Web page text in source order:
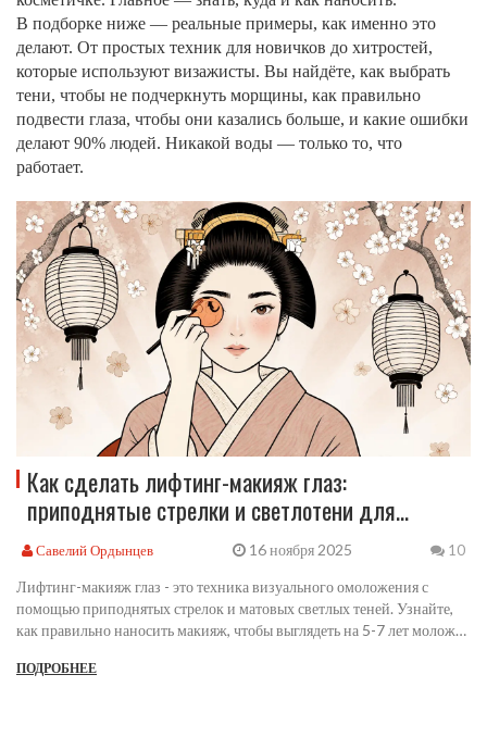
В подборке ниже — реальные примеры, как именно это
делают. От простых техник для новичков до хитростей,
которые используют визажисты. Вы найдёте, как выбрать
тени, чтобы не подчеркнуть морщины, как правильно
подвести глаза, чтобы они казались больше, и какие ошибки
делают 90% людей. Никакой воды — только то, что
работает.
Как сделать лифтинг-макияж глаз:
приподнятые стрелки и светлотени для
визуального омоложения
Савелий Ордынцев 16 ноября 2025 10
Лифтинг-макияж глаз - это техника визуального омоложения с
помощью приподнятых стрелок и матовых светлых теней. Узнайте,
как правильно наносить макияж, чтобы выглядеть на 5-7 лет моложе
ПОДРОБНЕЕ